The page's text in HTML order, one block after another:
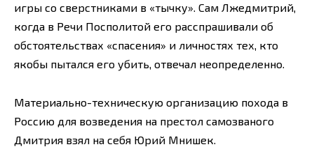
игры со сверстниками в «тычку». Сам Лжедмитрий,
когда в Речи Посполитой его расспрашивали об
обстоятельствах «спасения» и личностях тех, кто
якобы пытался его убить, отвечал неопределенно.
Материально-техническую организацию похода в
Россию для возведения на престол самозваного
Дмитрия взял на себя Юрий Мнишек.